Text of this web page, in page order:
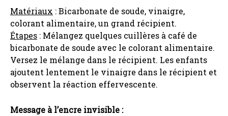
Matériaux : Bicarbonate de soude, vinaigre,
colorant alimentaire, un grand récipient.
Étapes : Mélangez quelques cuillères à café de
bicarbonate de soude avec le colorant alimentaire.
Versez le mélange dans le récipient. Les enfants
ajoutent lentement le vinaigre dans le récipient et
observent la réaction effervescente.
Message à l’encre invisible :